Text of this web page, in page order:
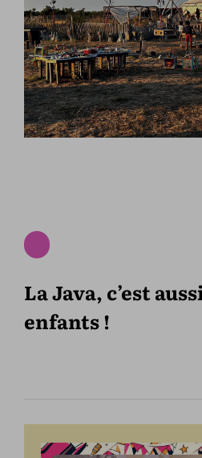
La Java, c’est
enfants !